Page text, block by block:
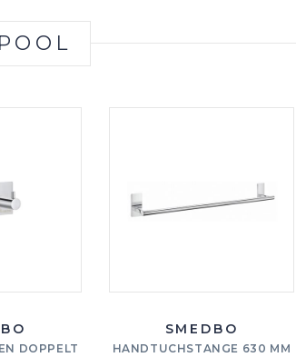
DOPPELT
SMEDBO
HANDTUCHSTANGE 630 MM